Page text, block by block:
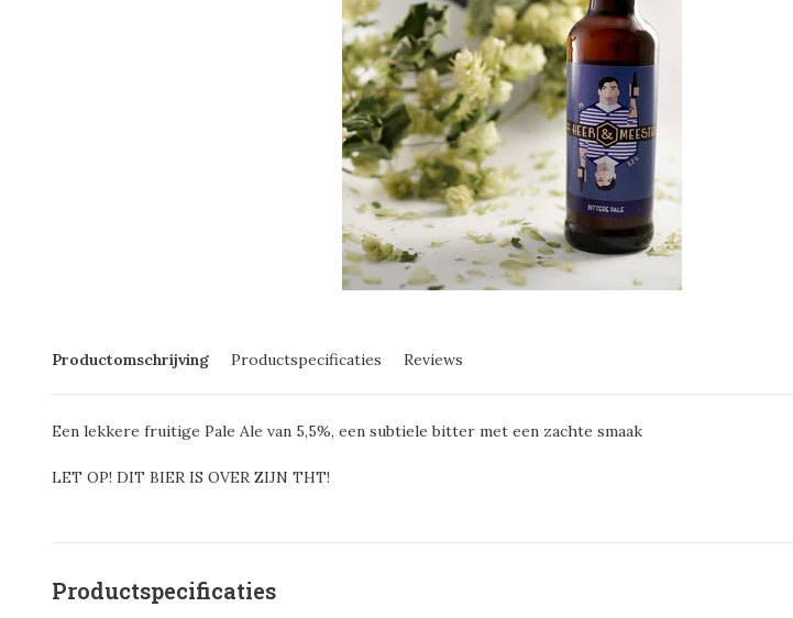
Productomschrijving Productspecificaties Reviews
Een lekkere fruitige Pale Ale van 5,5%, een subtiele bitter met een zachte smaak
LET OP! DIT BIER IS OVER ZIJN THT!
Productspecificaties